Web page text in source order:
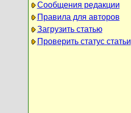
Сообщения редакции
Правила для авторов
Загрузить статью
Проверить статус статьи